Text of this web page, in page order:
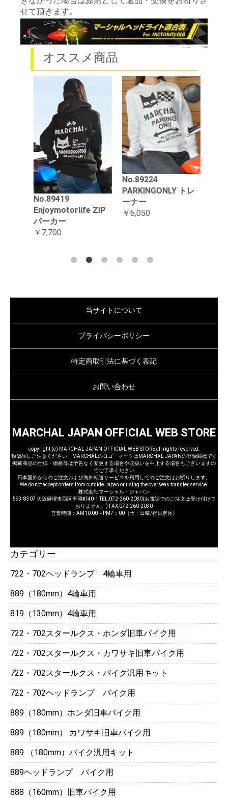
カテゴリー
722・702ヘッドランプ 4輪車用
889（180mm）4輪車用
819（130mm）4輪車用
722・702スタールクス・ホンダ旧車バイク用
722・702スタールクス・カワサキ旧車バイク用
722・702スタールクス・バイク汎用キット
722・702ヘッドランプ バイク用
889（180mm）ホンダ旧車バイク用
889（180mm） カワサキ旧車バイク用
889 （180mm）バイク汎用キット
889ヘッドランプ バイク用
888（160mm）旧車バイク用
お買い物を続ける カートへ進む
せて頂きます。
オススメ商品
No.89419
Enjoymotorlife ZIP
パーカー
￥7,700
No.89224
PARKINGONLY トレ
ーナー
￥6,050
当サイトについて
プライバシーポリシー
特定商取引法に基づく表記
お問い合わせ
MARCHAL JAPAN OFFICIAL WEB STORE
copyright (c) MARCHAL JAPAN OFFICIAL WEB STORE all rights reserved.
類似品にご注意ください MARCHALのロゴ・マークはMARCHAL JAPANの登録商標です
掲載商品の仕様・価格等は予告なく変更する場合や取扱いを中止する場合もございますの
でご了承ください
日本国外からのご注文および海外転送サービスを利用してのご注文はお断りします。
We do not accept orders from outside Japan or using the overseas transfer service.
株式会社マーシャル・ジャパン
593-8307 大阪府堺市西区平岡町40-1 TEL:072-260-2080(お電話でのご注文は受け付けて
おりません。) FAX:072-260-2030
営業時間：AM10:00～PM7：00（土・日曜/祝日定休）